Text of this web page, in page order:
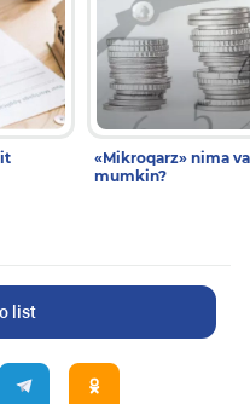
«Mikroqarz» nima
mumkin?
list